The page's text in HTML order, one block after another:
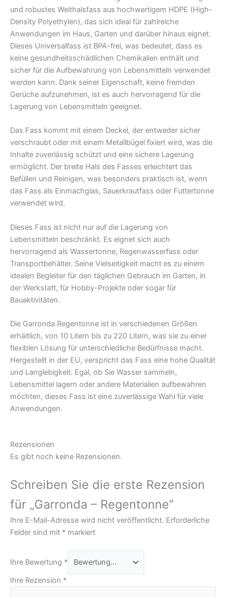
und robustes Weithalsfass aus hochwertigem HDPE (High-
Density Polyethylen), das sich ideal für zahlreiche
Anwendungen im Haus, Garten und darüber hinaus eignet.
Dieses Universalfass ist BPA-frei, was bedeutet, dass es
keine gesundheitsschädlichen Chemikalien enthält und
sicher für die Aufbewahrung von Lebensmitteln verwendet
werden kann. Dank seiner Eigenschaft, keine fremden
Gerüche aufzunehmen, ist es auch hervorragend für die
Lagerung von Lebensmitteln geeignet.
Das Fass kommt mit einem Deckel, der entweder sicher
verschraubt oder mit einem Metallbügel fixiert wird, was die
Inhalte zuverlässig schützt und eine sichere Lagerung
ermöglicht. Der breite Hals des Fasses erleichtert das
Befüllen und Reinigen, was besonders praktisch ist, wenn
das Fass als Einmachglas, Sauerkrautfass oder Futtertonne
verwendet wird.
Dieses Fass ist nicht nur auf die Lagerung von
Lebensmitteln beschränkt. Es eignet sich auch
hervorragend als Wassertonne, Regenwasserfass oder
Transportbehälter. Seine Vielseitigkeit macht es zu einem
idealen Begleiter für den täglichen Gebrauch im Garten, in
der Werkstatt, für Hobby-Projekte oder sogar für
Bauaktivitäten.
Die Garronda Regentonne ist in verschiedenen Größen
erhältlich, von 10 Litern bis zu 220 Litern, was sie zu einer
flexiblen Lösung für unterschiedliche Bedürfnisse macht.
Hergestellt in der EU, verspricht das Fass eine hohe Qualität
und Langlebigkeit. Egal, ob Sie Wasser sammeln,
Lebensmittel lagern oder andere Materialien aufbewahren
möchten, dieses Fass ist eine zuverlässige Wahl für viele
Anwendungen.
Rezensionen
Es gibt noch keine Rezensionen.
Schreiben Sie die erste Rezension
für „Garronda – Regentonne“
Ihre E-Mail-Adresse wird nicht veröffentlicht. Erforderliche
Felder sind mit * markiert
Ihre Bewertung *
Ihre Rezension *